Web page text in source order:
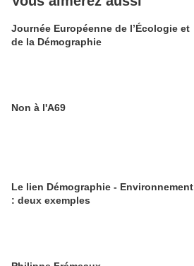
Journée Européenne de l’Écologie et
de la Démographie
Non à l'A69
Le lien Démographie - Environnement
: deux exemples